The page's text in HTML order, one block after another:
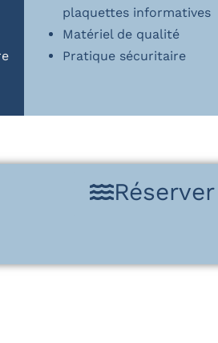
plaquettes informatives
Matériel de qualité
Pratique sécuritaire